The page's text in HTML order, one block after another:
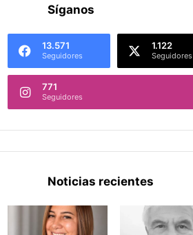
Síganos
13.571
Seguidores
1.122
Seguidores
771
Seguidores
Noticias recientes